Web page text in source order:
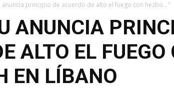
anuncia principio de acuerdo de alto el fuego con hezbo..."
ANUNCIA
ALTO EL FUEGO
EN LÍBANO